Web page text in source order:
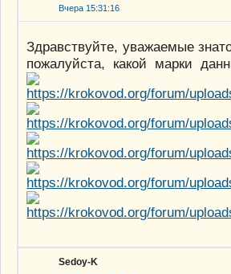
Вчера 15:31:16
Здравствуйте, уважаемые
пожалуйста, какой марки
Sedoy-K